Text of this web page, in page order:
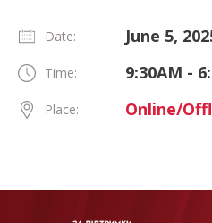
Date: June 5,
Time: 9:30AM -
Place: Online/